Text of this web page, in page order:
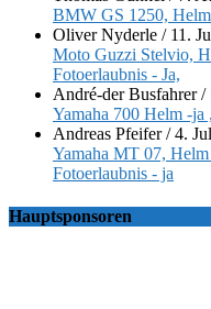
BMW GS 1250,
Oliver Nyderle / 11.
Moto Guzzi Stelvio,
Fotoerlaubnis - Ja,
André-der Busfahrer/
Yamaha 700 Helm -
Andreas Pfeifer/4.
Yamaha MT 07,
Fotoerlaubnis - ja
Hauptsponsoren